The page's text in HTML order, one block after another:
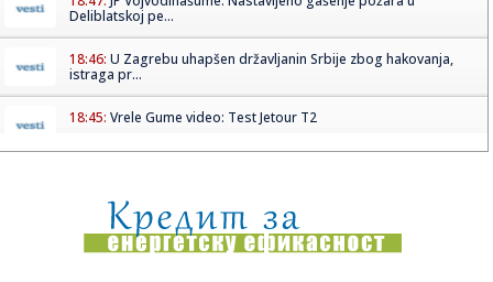
Deliblatskoj pe...
18:46: U Zagrebu uhapšen državljanin Srbije zbog hakovanja,
istraga pr...
18:45: Vrele Gume video: Test Jetour T2
18:43:Vučić o napadima medija iz regiona: "Dežurni sam krivac
svima ...